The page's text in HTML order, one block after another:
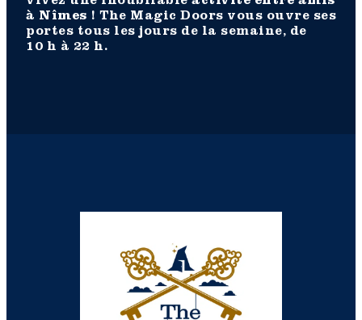
à Nîmes ! The Magic Doors vous ouvre ses
portes tous les jours de la semaine, de
10 h à 22 h.